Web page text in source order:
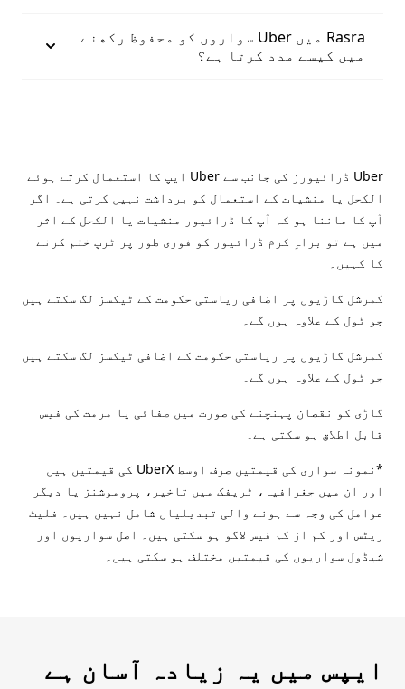
Rasra میں Uber سواروں کو محفوظ رکھنے
میں کیسے مدد کرتا ہے؟
Uber ڈرائیورز کی جانب سے Uber ایپ کا استعمال کرتے ہوئے
الکحل یا منشیات کے استعمال کو برداشت نہیں کرتی ہے۔ اگر
آپ کا ماننا ہو کہ آپ کا ڈرائیور منشیات یا الکحل کے اثر
میں ہے تو براہِ کرم ڈرائیور کو فوری طور پر ٹرپ ختم کرنے
کا کہیں۔
کمرشل گاڑیوں پر اضافی ریاستی حکومت کے ٹیکسز لگ سکتے ہیں
جو ٹول کے علاوہ ہوں گے۔
کمرشل گاڑیوں پر ریاستی حکومت کے اضافی ٹیکسز لگ سکتے ہیں
جو ٹول کے علاوہ ہوں گے۔
گاڑی کو نقصان پہنچنے کی صورت میں صفائی یا مرمت کی فیس
قابل اطلاق ہو سکتی ہے۔
*نمونہ سواری کی قیمتیں صرف اوسط UberX کی قیمتیں ہیں
اور ان میں جغرافیہ، ٹریفک میں تاخیر، پروموشنز یا دیگر
عوامل کی وجہ سے ہونے والی تبدیلیاں شامل نہیں ہیں۔ فلیٹ
ریٹس اور کم از کم فیس لاگو ہو سکتی ہیں۔ اصل سواریوں اور
شیڈول سواریوں کی قیمتیں مختلف ہو سکتی ہیں۔
ایپس میں یہ زیادہ آسان ہے